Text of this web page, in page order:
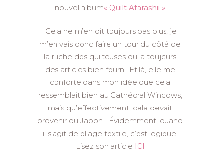
nouvel album« Quilt Atarashii »
Cela ne m’en dit toujours pas plus, je
m’en vais donc faire un tour du côté de
la ruche des quilteuses qui a toujours
des articles bien fourni. Et là, elle me
conforte dans mon idée que cela
ressemblait bien au Cathédral Windows,
mais qu’effectivement, cela devait
provenir du Japon… Évidemment, quand
il s’agit de pliage textile, c’est logique.
Lisez son article ICI